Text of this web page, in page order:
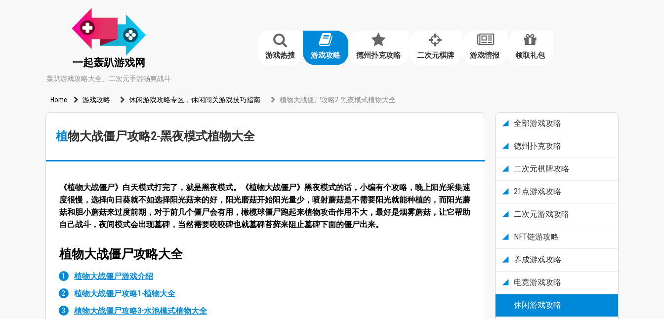
一起轰趴游戏网
轰趴游戏攻略大全、二次元手游畅爽战斗
游戏热搜 游戏攻略 德州扑克攻略 二次元棋牌 游戏情报 领取礼包
Home 游戏攻略 休闲游戏攻略专区，休闲闯关游戏技巧指南 植物大战僵尸攻略2-黑夜模式植物大全
植物大战僵尸攻略2-黑夜模式植物大全
《植物大战僵尸》白天模式打完了，就是黑夜模式。《植物大战僵尸》黑夜模式的话，小编有个攻略，晚上阳光采集速
度很慢，选择向日葵就不如选择阳光菇来的好，阳光磨菇开始阳光量少，喷射蘑菇是不需要阳光就能种植的，而阳光蘑
菇和胆小蘑菇来过度前期，对于前几个僵尸会有用，橄榄球僵尸跑起来植物攻击作用不大，最好是烟雾蘑菇，让它帮助
自己战斗，夜间模式会出现墓碑，当然需要咬咬碑也就墓碑苔藓来阻止墓碑下面的僵尸出来。
植物大战僵尸攻略大全
植物大战僵尸游戏介绍
植物大战僵尸攻略1-植物大全
植物大战僵尸攻略3-水池模式植物大全
全部游戏攻略
德州扑克攻略
二次元棋牌攻略
21点游戏攻略
二次元游戏攻略
NFT链游攻略
养成游戏攻略
电竞游戏攻略
休闲游戏攻略